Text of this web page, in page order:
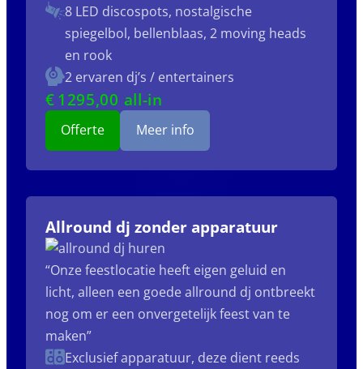
8 LED discospots, nostalgische
spiegelbol, bellenblaas, 2 moving heads
en rook
2 ervaren dj’s / entertainers
€ 1295,00 all-in
Offerte Meer info
Allround dj zonder apparatuur
“Onze feestlocatie heeft eigen geluid en
licht, alleen een goede allround dj ontbreekt
nog om er een onvergetelijk feest van te
maken”
Exclusief apparatuur, deze dient reeds